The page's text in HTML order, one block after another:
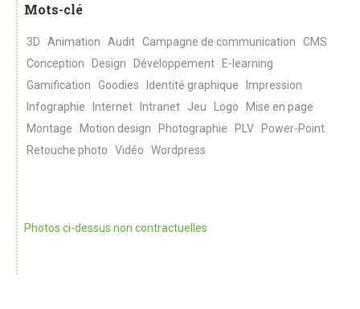
Mots-clé
3D Animation Audit Campagne de communication
CMS
Conception
Design Développement
E-learning
Gamification
Goodies Identité graphique
Impression
Infographie
Internet Intranet Jeu Logo
Mise en page
Montage
Motion design Photographie PLV
Power-Point
Retouche photo
Vidéo Wordpress
Photos ci-dessus non contractuelles